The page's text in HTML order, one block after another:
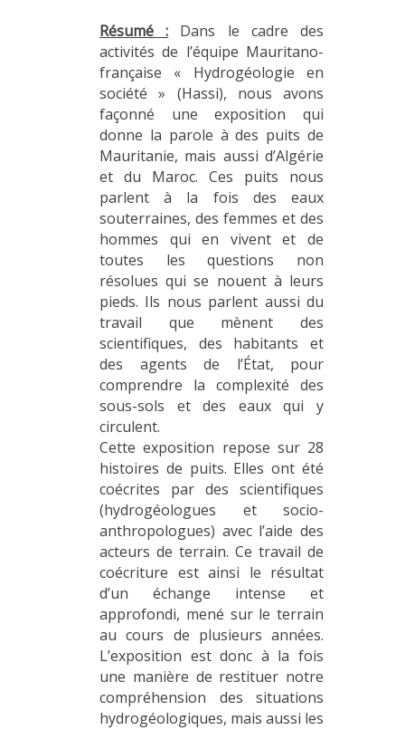
Résumé : Dans le cadre des
activités de l’équipe Mauritano-
française « Hydrogéologie en
société » (Hassi), nous avons
façonné une exposition qui
donne la parole à des puits de
Mauritanie, mais aussi d’Algérie
et du Maroc. Ces puits nous
parlent à la fois des eaux
souterraines, des femmes et des
hommes qui en vivent et de
toutes les questions non
résolues qui se nouent à leurs
pieds. Ils nous parlent aussi du
travail que mènent des
scientifiques, des habitants et
des agents de l’État, pour
comprendre la complexité des
sous-sols et des eaux qui y
circulent.
Cette exposition repose sur 28
histoires de puits. Elles ont été
coécrites par des scientifiques
(hydrogéologues et socio-
anthropologues) avec l’aide des
acteurs de terrain. Ce travail de
coécriture est ainsi le résultat
d’un échange intense et
approfondi, mené sur le terrain
au cours de plusieurs années.
L’exposition est donc à la fois
une manière de restituer notre
compréhension des situations
hydrogéologiques, mais aussi les